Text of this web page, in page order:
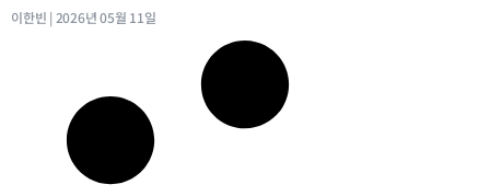
이한빈 2026년 05월 11일